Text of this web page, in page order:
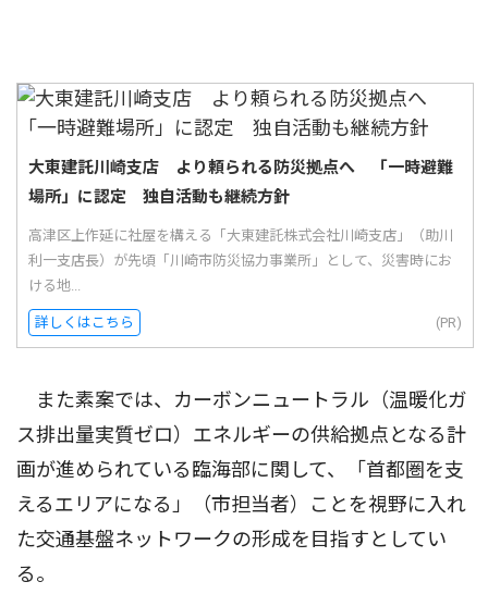
大東建託川崎支店 より頼られる防災拠点へ 「一時避難
場所」に認定 独自活動も継続方針
高津区上作延に社屋を構える「大東建託株式会社川崎支店」（助川
利一支店長）が先頃「川崎市防災協力事業所」として、災害時にお
ける地...
詳しくはこちら (PR)
また素案では、カーボンニュートラル（温暖化ガ
ス排出量実質ゼロ）エネルギーの供給拠点となる計
画が進められている臨海部に関して、「首都圏を支
えるエリアになる」（市担当者）ことを視野に入れ
た交通基盤ネットワークの形成を目指すとしてい
る。